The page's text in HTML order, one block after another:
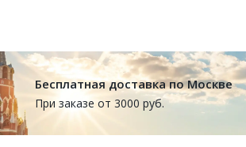
Бесплатная доставка по Москве
При заказе от 3000 руб.